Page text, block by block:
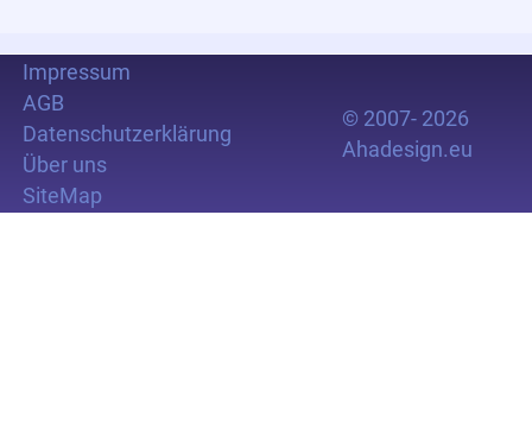
Impressum
AGB
Datenschutzerklärung
Über uns
SiteMap
© 2007- 2026
Ahadesign.eu